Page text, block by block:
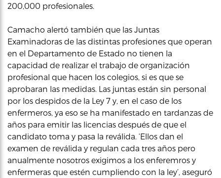
200,000 profesionales.
Camacho alertó también que las Juntas
Examinadoras de las distintas profesiones que operan
en el Departamento de Estado no tienen la
capacidad de realizar el trabajo de organización
profesional que hacen los colegios, si es que se
aprobaran las medidas. Las juntas están sin personal
por los despidos de la Ley 7 y, en el caso de los
enfermeros, ya eso se ha manifestado en tardanzas de
años para emitir las licencias después de que el
candidato toma y pasa la reválida. ‘Ellos dan el
examen de reválida y regulan cada tres años pero
anualmente nosotros exigimos a los enferemros y
enfermeras que estén cumpliendo con la ley’, aseguró